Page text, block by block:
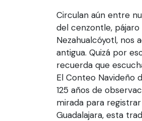
Circulan aún entre
del cenzontle,
Nezahualcóyotl, nos
antigua. Quizá por
recuerda que
El Conteo Navideño
125 años de
mirada para
Guadalajara, esta